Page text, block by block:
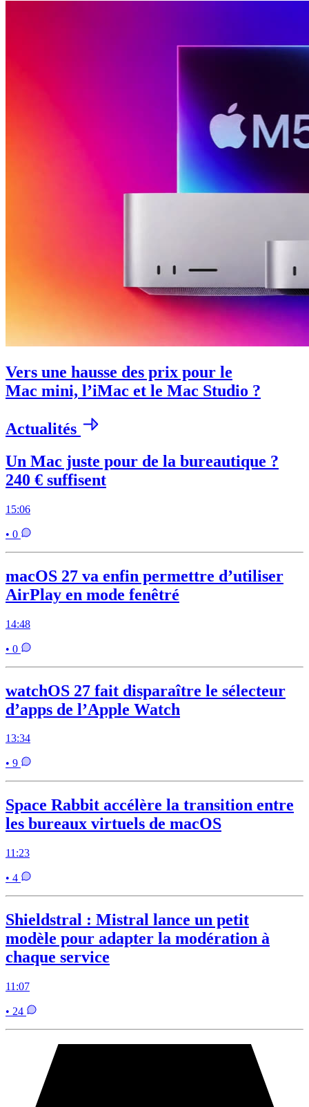
Vers une hausse des prix pour le
Mac mini, l’iMac et le Mac Studio ?
Actualités
Un Mac juste pour de la bureautique ?
240 € suffisent
15:06
• 0
macOS 27 va enfin permettre d’utiliser
AirPlay en mode fenêtré
14:48
• 0
watchOS 27 fait disparaître le sélecteur
d’apps de l’Apple Watch
13:34
• 9
Space Rabbit accélère la transition entre
les bureaux virtuels de macOS
11:23
• 4
Shieldstral : Mistral lance un petit
modèle pour adapter la modération à
chaque service
11:07
• 24